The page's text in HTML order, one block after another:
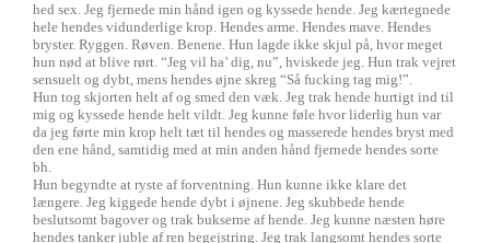
hed sex. Jeg fjernede min hånd igen og kyssede hende. Jeg kærtegnede
hele hendes vidunderlige krop. Hendes arme. Hendes mave. Hendes
bryster. Ryggen. Røven. Benene. Hun lagde ikke skjul på, hvor meget
hun nød at blive rørt. “Jeg vil ha’ dig, nu”, hviskede jeg. Hun trak vejret
sensuelt og dybt, mens hendes øjne skreg “Så fucking tag mig!”.
Hun tog skjorten helt af og smed den væk. Jeg trak hende hurtigt ind til
mig og kyssede hende helt vildt. Jeg kunne føle hvor liderlig hun var
da jeg førte min krop helt tæt til hendes og masserede hendes bryst med
den ene hånd, samtidig med at min anden hånd fjernede hendes sorte
bh.
Hun begyndte at ryste af forventning. Hun kunne ikke klare det
længere. Jeg kiggede hende dybt i øjnene. Jeg skubbede hende
beslutsomt bagover og trak bukserne af hende. Jeg kunne næsten høre
hendes tanker juble af ren begejstring. Jeg trak langsomt hendes sorte